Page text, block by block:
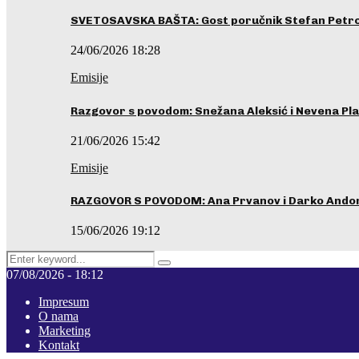
SVETOSAVSKA BAŠTA: Gost poručnik Stefan
24/06/2026 18:28
Emisije
Razgovor s povodom: Snežana Aleksić i Nevena
21/06/2026 15:42
Emisije
RAZGOVOR S POVODOM: Ana Prvanov i Darko
15/06/2026 19:12
Search
for:
Pretraga
07/08/2026 - 18:12
Impresum
O nama
Marketing
Kontakt